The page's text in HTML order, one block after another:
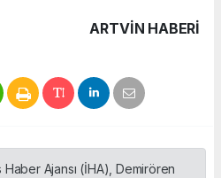
ARTVIN HABERİ
Haber Ajansı (İHA), Demirören